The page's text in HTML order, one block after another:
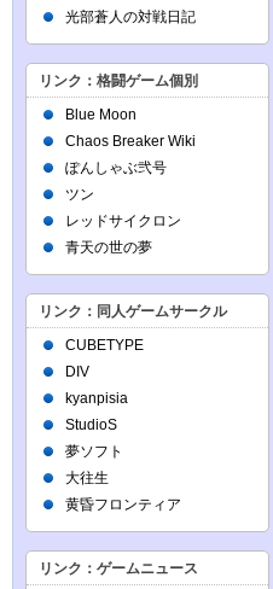
光部蒼人の対戦日記
リンク：格闘ゲーム個別
Blue Moon
Chaos Breaker Wiki
ぽんしゃぶ弐号
ツン
レッドサイクロン
青天の世の夢
リンク：同人ゲームサークル
CUBETYPE
DIV
kyanpisia
StudioS
夢ソフト
大往生
黄昏フロンティア
リンク：ゲームニュース